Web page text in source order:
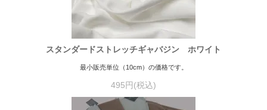
スタンダードストレッチギャバジン ホワイト
最小販売単位（10cm）の価格です。
495円(税込)